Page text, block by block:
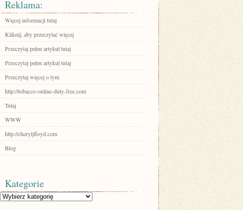
Reklama:
Więcej informacji tutaj
Kliknij, aby przeczytać więcej
Przeczytaj pełen artykuł tutaj
Przeczytaj pełen artykuł tutaj
Przeczytaj więcej o tym
http://tobacco-online-duty-free.com
Tutaj
WWW
http://cheryljfloyd.com
Blog
Kategorie
Kategorie